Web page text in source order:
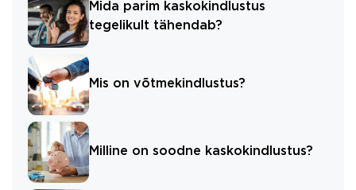
Mida parim kaskokindlustus
tegelikult tähendab?
Mis on võtmekindlustus?
Milline on soodne kaskokindlustus?